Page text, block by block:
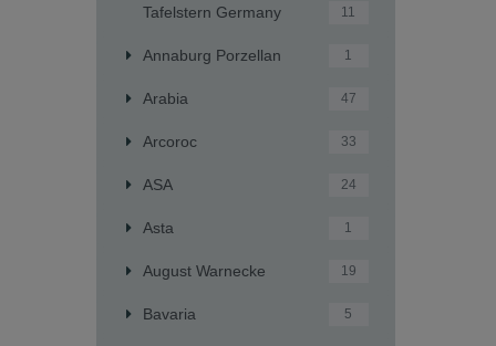
Tafelstern Germany 11
Annaburg Porzellan 1
Arabia 47
Arcoroc 33
ASA 24
Asta 1
August Warnecke 19
Bavaria 5